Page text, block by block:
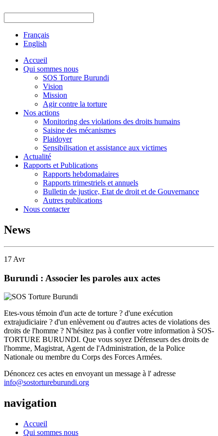
Français
English
Accueil
Qui sommes nous
SOS Torture Burundi
Vision
Mission
Agir contre la torture
Nos actions
Monitoring des violations des droits humains
Saisine des mécanismes
Plaidoyer
Sensibilisation et assistance aux victimes
Actualité
Rapports et Publications
Rapports hebdomadaires
Rapports trimestriels et annuels
Bulletin de justice, Etat de droit et de Gouvernance
Autres publications
Nous contacter
News
17 Avr
Burundi : Associer les paroles aux actes
Etes-vous témoin d'un acte de torture ? d'une exécution
extrajudiciaire ? d'un enlèvement ou d'autres actes de violations des
droits de l'homme ? N'hésitez pas à confier votre information à SOS-
TORTURE BURUNDI. Que vous soyez Défenseurs des droits de
l'homme, Magistrat, Agent de l'Administration, de la Police
Nationale ou membre du Corps des Forces Armées.
Dénoncez ces actes en envoyant un message à l' adresse
info@sostortureburundi.org
navigation
Accueil
Qui sommes nous